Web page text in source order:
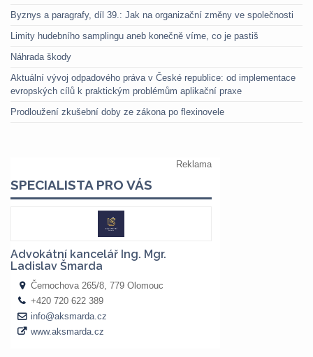
Byznys a paragrafy, díl 39.: Jak na organizační změny ve společnosti
Limity hudebního samplingu aneb konečně víme, co je pastiš
Náhrada škody
Aktuální vývoj odpadového práva v České republice: od implementace
evropských cílů k praktickým problémům aplikační praxe
Prodloužení zkušební doby ze zákona po flexinovele